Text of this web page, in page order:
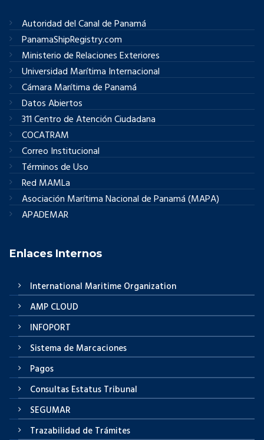
Autoridad del Canal de Panamá
PanamaShipRegistry.com
Ministerio de Relaciones Exteriores
Universidad Marítima Internacional
Cámara Marítima de Panamá
Datos Abiertos
311 Centro de Atención Ciudadana
COCATRAM
Correo Institucional
Términos de Uso
Red MAMLa
Asociación Marítima Nacional de Panamá (MAPA)
APADEMAR
Enlaces Internos
International Maritime Organization
AMP CLOUD
INFOPORT
Sistema de Marcaciones
Pagos
Consultas Estatus Tribunal
SEGUMAR
Trazabilidad de Trámites